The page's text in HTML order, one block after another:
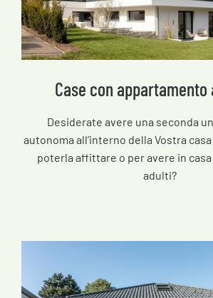
Case con appartamento
Desiderate avere una seconda
autonoma all’interno della Vostra
poterla affittare o per avere in
adulti?